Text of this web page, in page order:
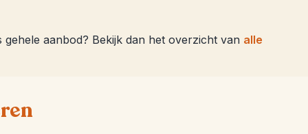
aanbod? Bekijk dan het overzicht van alle